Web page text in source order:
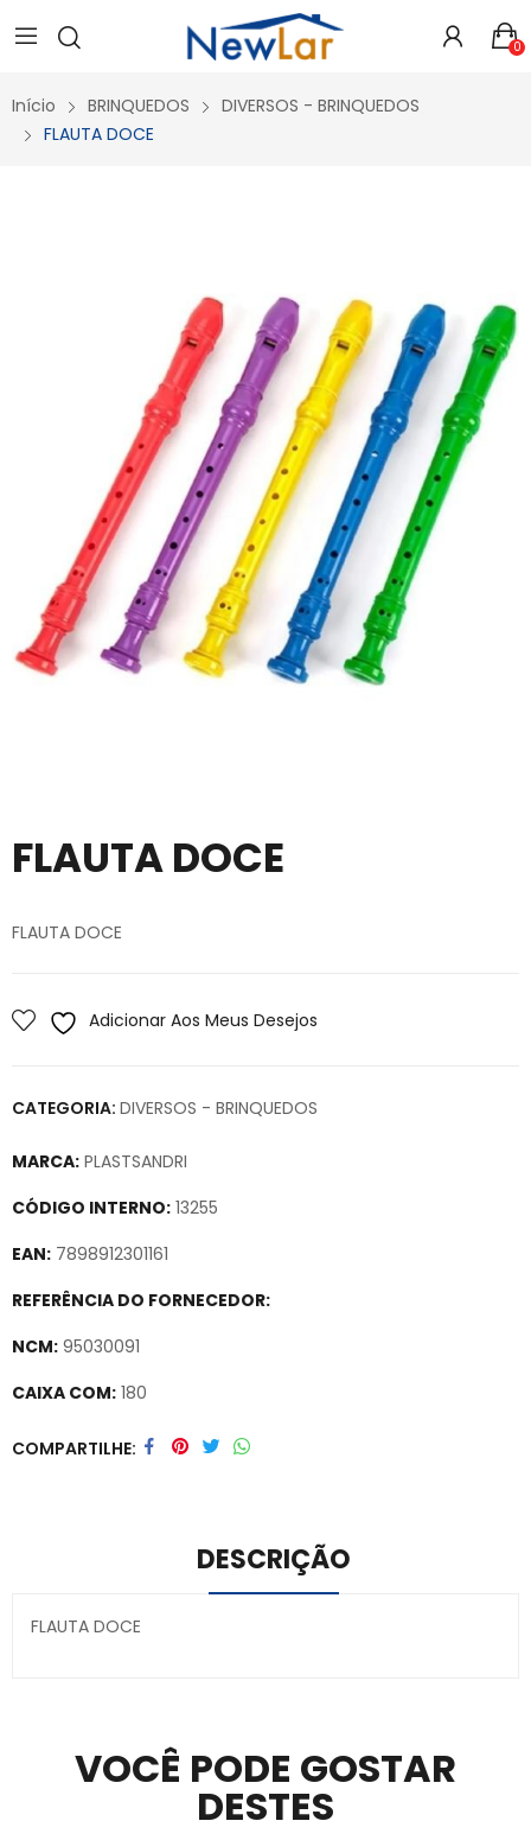
Secure crypto portfolio manager for desktops and mobile -
Visit Ledger Live
- easily manage, stake, and track assets. 0
Início BRINQUEDOS
DIVERSOS - BRINQUEDOS
FLAUTA DOCE
FLAUTA DOCE
FLAUTA DOCE
Adicionar Aos Meus Desejos
CATEGORIA: DIVERSOS - BRINQUEDOS
MARCA: PLASTSANDRI
CÓDIGO INTERNO: 13255
EAN: 7898912301161
REFERÊNCIA DO FORNECEDOR:
NCM: 95030091
CAIXA COM: 180
Secure crypto portfolio manager for desktops and mobile –
COMPARTILHE
DESCRIÇÃO
FLAUTA DOCE
VOCÊ PODE GOSTAR
DESTES